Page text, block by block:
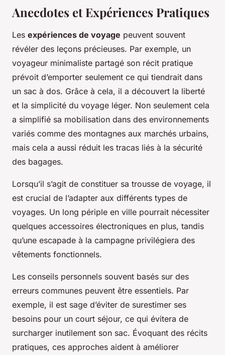
Anecdotes et Expériences Pratiques
Les expériences de voyage peuvent souvent
révéler des leçons précieuses. Par exemple, un
voyageur minimaliste partagé son récit pratique
prévoit d’emporter seulement ce qui tiendrait dans
un sac à dos. Grâce à cela, il a découvert la liberté
et la simplicité du voyage léger. Non seulement cela
a simplifié sa mobilisation dans des environnements
variés comme des montagnes aux marchés urbains,
mais cela a aussi réduit les tracas liés à la sécurité
des bagages.
Lorsqu’il s’agit de constituer sa trousse de voyage, il
est crucial de l’adapter aux différents types de
voyages. Un long périple en ville pourrait nécessiter
quelques accessoires électroniques en plus, tandis
qu’une escapade à la campagne privilégiera des
vêtements fonctionnels.
Les conseils personnels souvent basés sur des
erreurs communes peuvent être essentiels. Par
exemple, il est sage d’éviter de surestimer ses
besoins pour un court séjour, ce qui évitera de
surcharger inutilement son sac. Évoquant des récits
pratiques, ces approches aident à améliorer